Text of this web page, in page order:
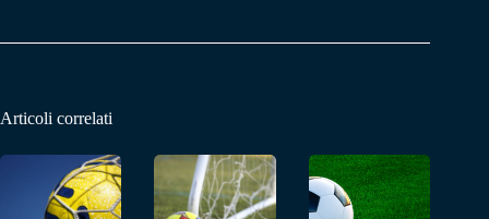
Articoli correlati